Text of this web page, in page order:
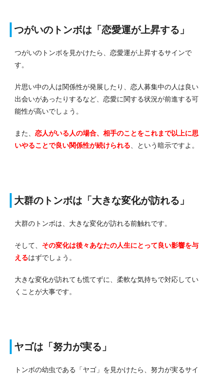
つがいのトンボは「恋愛運が上昇する」
つがいのトンボを見かけたら、恋愛運が上昇するサインで
す。
片思い中の人は関係性が発展したり、恋人募集中の人は良い
出会いがあったりするなど、恋愛に関する状況が前進する可
能性が高いでしょう。
また、 恋人がいる人の場合、相手のことをこれまで以上に思
いやることで良い関係性が続けられる、という暗示ですよ。
大群のトンボは「大きな変化が訪れる」
大群のトンボは、大きな変化が訪れる前触れです。
そして、 その変化は後々あなたの人生にとって良い影響を与
えるはずでしょう。
大きな変化が訪れても慌てずに、柔軟な気持ちで対応してい
くことが大事です。
ヤゴは「努力が実る」
トンボの幼虫である「ヤゴ」を見かけたら、努力が実るサイ